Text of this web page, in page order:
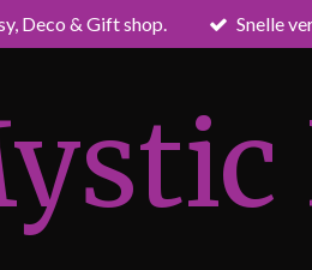
Deco & Gift shop. Snelle